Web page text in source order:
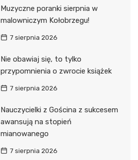
Muzyczne poranki sierpnia w
malowniczym Kołobrzegu!
7 sierpnia 2026
Nie obawiaj się, to tylko
przypomnienia o zwrocie książek
7 sierpnia 2026
Nauczycielki z Gościna z sukcesem
awansują na stopień
mianowanego
7 sierpnia 2026